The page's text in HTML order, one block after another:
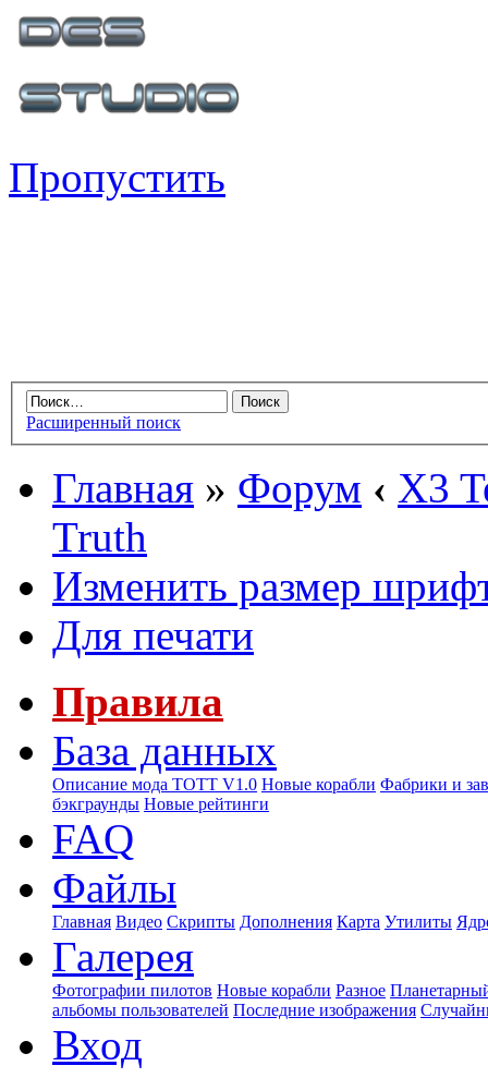
Пропустить
Расширенный поиск
Главная » Форум ‹ X3
Truth
Изменить размер
Для печати
Правила
База данных
Описание мода ТОТТ V1.0 Новые корабли Фабрики и
бэкграунды Новые рейтинги
FAQ
Файлы
Главная Видео Скрипты Дополнения Карта Утилиты
Галерея
Фотографии пилотов Новые корабли Разное
альбомы пользователей Последние изображения
Вход